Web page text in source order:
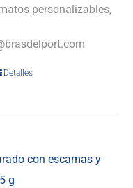
personalizables,
Detalles
con escamas y
g